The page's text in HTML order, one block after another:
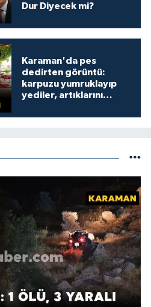
Dur Diyecek mi?
Karaman'da pes
dedirten görüntü:
karpuzu yumruklayıp
yediler, artıklarını